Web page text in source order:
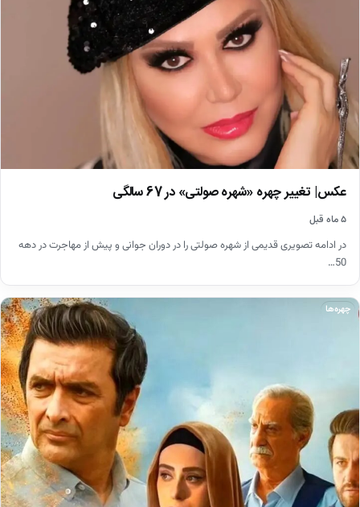
عکس| تغییر چهره «شهره صولتی» در 67 سالگی
۵ ماه قبل
در ادامه تصویری قدیمی از شهره صولتی را در دوران جوانی و پیش از مهاجرت در دهه
50…
چهره‌ها